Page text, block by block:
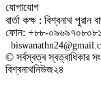
যোগাযোগ
বার্তা কক্ষ : বিশ্বনাথ পুরান
ফোন: +৮৮-
© সর্বস্বত্ব স্বত্বাধিকার
বিশ্বনাথনিউজ২৪